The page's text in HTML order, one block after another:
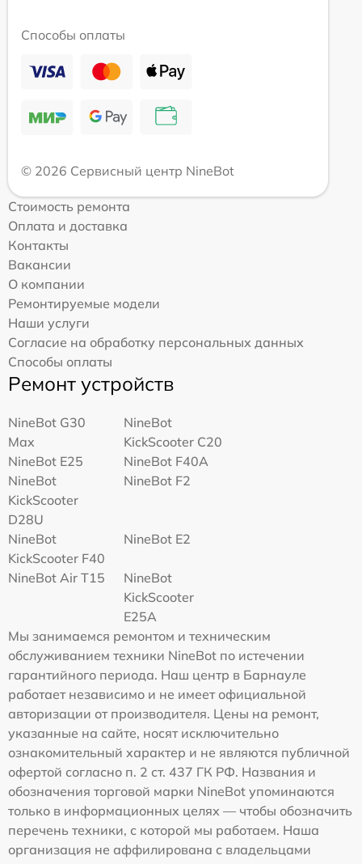
Способы оплаты
© 2026 Сервисный центр NineBot
Стоимость ремонта
Оплата и доставка
Контакты
Вакансии
О компании
Ремонтируемые модели
Наши услуги
Согласие на обработку персональных данных
Способы оплаты
Ремонт устройств
NineBot G30
Max
NineBot
KickScooter C20
NineBot E25
NineBot F40A
NineBot
KickScooter
D28U
NineBot F2
NineBot
KickScooter F40
NineBot E2
NineBot Air T15
NineBot
KickScooter
E25A
Мы занимаемся ремонтом и техническим
обслуживанием техники NineBot по истечении
гарантийного периода. Наш центр в Барнауле
работает независимо и не имеет официальной
авторизации от производителя. Цены на ремонт,
указанные на сайте, носят исключительно
ознакомительный характер и не являются публичной
офертой согласно п. 2 ст. 437 ГК РФ. Названия и
обозначения торговой марки NineBot упоминаются
только в информационных целях — чтобы обозначить
перечень техники, с которой мы работаем. Наша
организация не аффилирована с владельцами